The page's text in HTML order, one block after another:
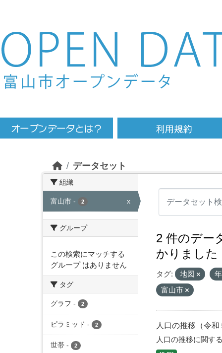
Skip to main content
データセット
組織
富山市 - 2 x
グループ
この検索にマッチする
グループ はありません
タグ
グラフ - 2
ピラミッド - 2
世帯 - 2
2 件のデー
かりました
タグ: 地図
富山市
人口の推移（令和
人口の推移に関す